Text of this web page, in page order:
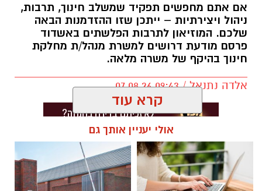
אם אתם מחפשים תפקיד שמשלב חינוך, תרבות,
ניהול ויצירתיות – ייתכן שזו ההזדמנות הבאה
שלכם. המוזיאון לתרבות הפלשתים באשדוד
פרסם מודעת דרושים למשרת מנהל/ת מחלקת
חינוך בהיקף של משרה מלאה.
אלדה נתנאל / 09:43 07.08.26
תגים: דרושים באשדוד
קרא עוד
אולי יעניין אותך גם